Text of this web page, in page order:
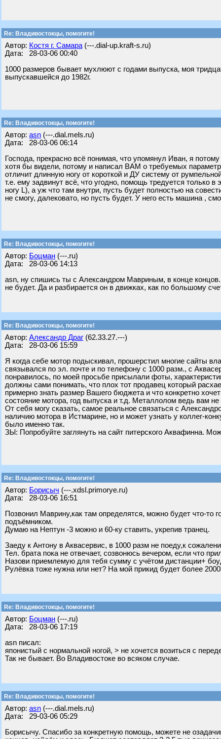
Re: Владивостокцы, помогите!
Автор: Костя г. Самара (---.dial-up.kraft-s.ru)
Дата: 28-03-06 00:40
1000 размеров бывает мухлюют с годами выпуска, моя
выпускавшейся до 1982г.
Re: Владивостокцы, помогите!
Автор: asn (---.dial.mels.ru)
Дата: 28-03-06 06:14
Господа, прекрасно всё понимая, что упомянул Иван, я
хотя бы видели, потому и написал ВАМ о требуемых
отличит длинную ногу от короткой и ДУ систему от
т.е. ему задвинут всё, что угодно, помощь тредуется только
ногу L), а уж что там внутри, пусть будет полностью на
не смогу, далековато, но пусть будет. У него есть машина ,
Re: Владивостокцы, помогите!
Автор: Бoцман (---.ru)
Дата: 28-03-06 14:13
asn, ну спишись ты с Александром Мавриным, в конце
не будет. Да и разбирается он в движках, как по большому
Re: Владивостокцы, помогите!
Автор: Александр Драг (62.33.27.---)
Дата: 28-03-06 15:59
Я когда себе мотор подыскивал, прошерстил многие сайты
связывался по эл. почте и по телефону с 1000 разм., с
понравилось, по моей просьбе присылали фоты,
должны сами понимать, что плох тот продавец который
примерно знать размер Вашего бюджета и что конкретно
состояние мотора, год выпуска и т.д. Металлолом ведь вам
От себя могу сказать, самое реальное связаться с
наличию мотора в Истмарине, но и может узнать у коллег-
было именно так.
ЗЫ: Попробуйте заглянуть на сайт питерского Аквафинна.
Re: Владивостокцы, помогите!
Автор: Борисыч (---.xdsl.primorye.ru)
Дата: 28-03-06 16:51
Позвонил Маврину,как там определятся, можно будет что-то
подъёмником.
Думаю на Нептун -3 можно и 60-ку ставить, укрепив транец.
Заеду к Антону в Аквасервис, в 1000 разм не поеду,к
Тел. брата пока не отвечает, созвонюсь вечером, если что
Назови приемлемую для тебя сумму с учётом дистанции+
Рулёвка тоже нужна или нет? На мой прикид будет более
Re: Владивостокцы, помогите!
Автор: Бoцман (---.ru)
Дата: 28-03-06 17:19
asn писал:
японистый с нормальной ногой, > не хочется возиться с
Так не бывает. Во Владивостоке во всяком случае.
Re: Владивостокцы, помогите!
Автор: asn (---.dial.mels.ru)
Дата: 29-03-06 05:29
Борисычу. Спасибо за конкретную помощь, можете не